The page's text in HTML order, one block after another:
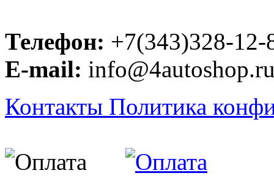
Телефон: +7(343)328-12-
E-mail:
Контакты Политика